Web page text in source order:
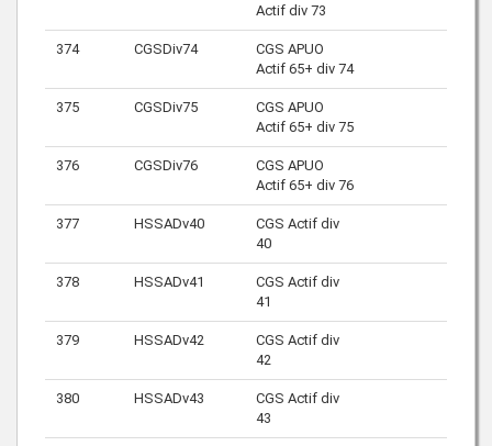
Actif div 73
374 CGSDiv74
CGS APUO
Actif 65+ div 74
375 CGSDiv75
CGS APUO
Actif 65+ div 75
376 CGSDiv76
CGS APUO
Actif 65+ div 76
377 HSSADv40
CGS Actif div
40
378 HSSADv41
CGS Actif div
41
379 HSSADv42
CGS Actif div
42
380 HSSADv43
CGS Actif div
43